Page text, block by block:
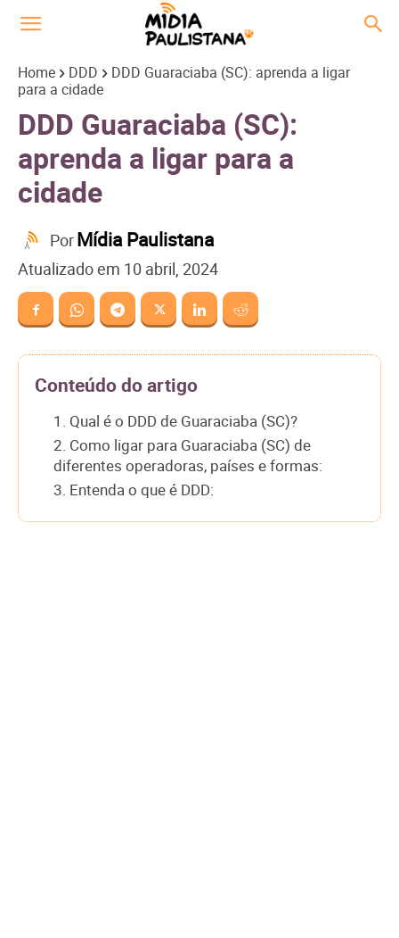
Home DDD
DDD Guaraciaba (SC): aprenda a ligar
para a cidade
DDD Guaraciaba (SC):
aprenda a ligar para a
cidade
PorMídia Paulistana
Atualizado em 10 abril, 2024
Conteúdo do artigo
1. Qual é o DDD de Guaraciaba (SC)?
2. Como ligar para Guaraciaba (SC) de
diferentes operadoras, países e formas:
3. Entenda o que é DDD: